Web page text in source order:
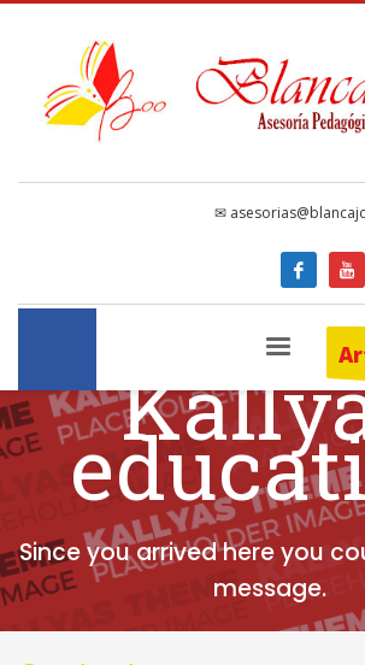
✉
Since you arrived here you
message.